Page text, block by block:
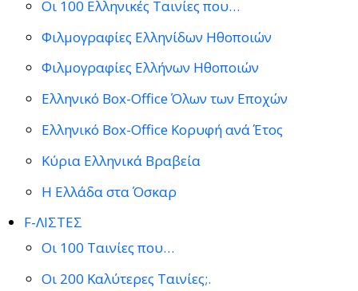
Οι 100 Ελληνικές Ταινίες που…
Φιλμογραφίες Ελληνίδων Ηθοποιών
Φιλμογραφίες Ελλήνων Ηθοποιών
Ελληνικό Box-Office Όλων των Εποχών
Ελληνικό Box-Office Κορυφή ανά Έτος
Κύρια Ελληνικά Βραβεία
Η Ελλάδα στα Όσκαρ
F-ΛΙΣΤΕΣ
Οι 100 Ταινίες που…
Οι 200 Καλύτερες Ταινίες;.